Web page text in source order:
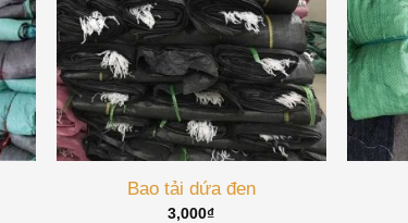
Bao tải dứa đen
3,000₫